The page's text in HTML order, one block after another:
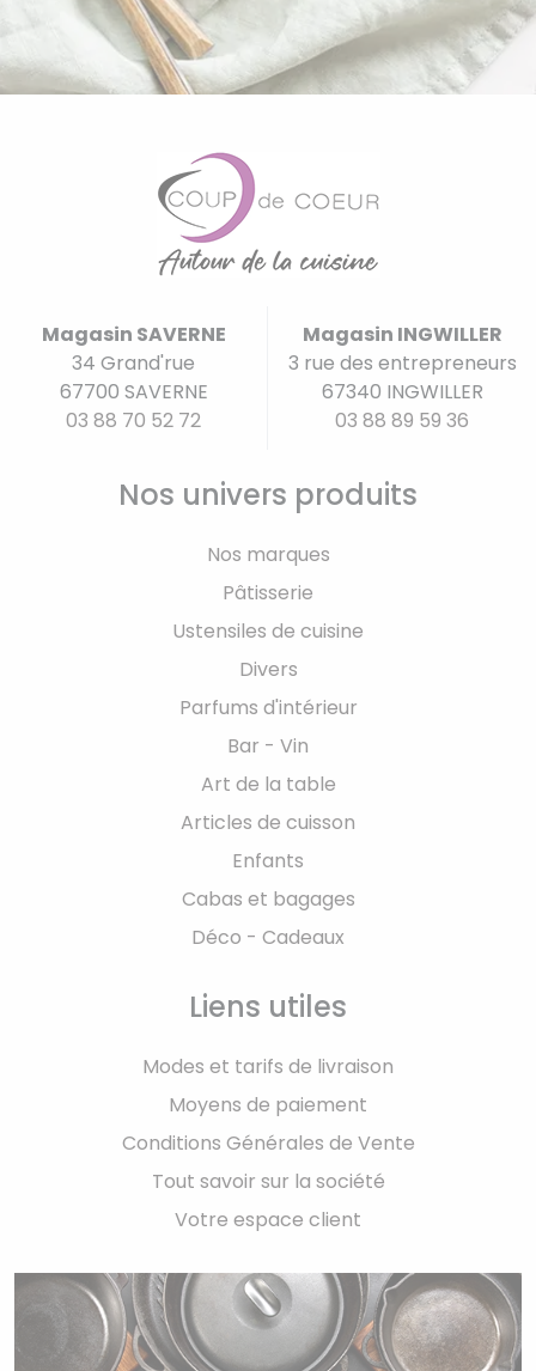
Magasin SAVERNE
34 Grand'rue
67700 SAVERNE
03 88 70 52 72
Magasin INGWILLER
3 rue des entrepreneurs
67340 INGWILLER
03 88 89 59 36
Nos univers produits
Nos marques
Pâtisserie
Ustensiles de cuisine
Divers
Parfums d'intérieur
Bar - Vin
Art de la table
Articles de cuisson
Enfants
Cabas et bagages
Déco - Cadeaux
Liens utiles
Modes et tarifs de livraison
Moyens de paiement
Conditions Générales de Vente
Tout savoir sur la société
Votre espace client